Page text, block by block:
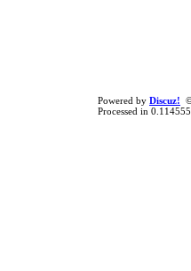
Powered by Discuz!
Processed in